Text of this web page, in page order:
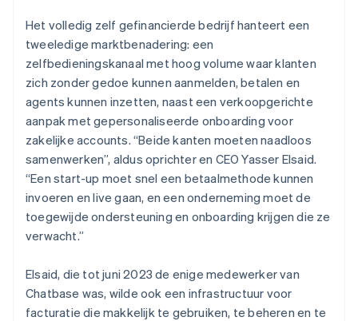
Het volledig zelf gefinancierde bedrijf hanteert een
tweeledige marktbenadering: een
zelfbedieningskanaal met hoog volume waar klanten
zich zonder gedoe kunnen aanmelden, betalen en
agents kunnen inzetten, naast een verkoopgerichte
aanpak met gepersonaliseerde onboarding voor
zakelijke accounts. “Beide kanten moeten naadloos
samenwerken”, aldus oprichter en CEO Yasser Elsaid.
“Een start-up moet snel een betaalmethode kunnen
invoeren en live gaan, en een onderneming moet de
toegewijde ondersteuning en onboarding krijgen die ze
verwacht.”
Elsaid, die tot juni 2023 de enige medewerker van
Chatbase was, wilde ook een infrastructuur voor
facturatie die makkelijk te gebruiken, te beheren en te